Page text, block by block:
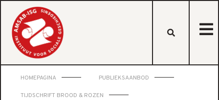
HOMEPAGINA PUBLIEKSAANBOD
TIJDSCHRIFT BROOD & ROZEN